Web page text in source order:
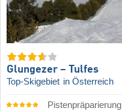
Glungezer – Tulfes
Top-Skigebiet in Österreich
Pistenpräparierung